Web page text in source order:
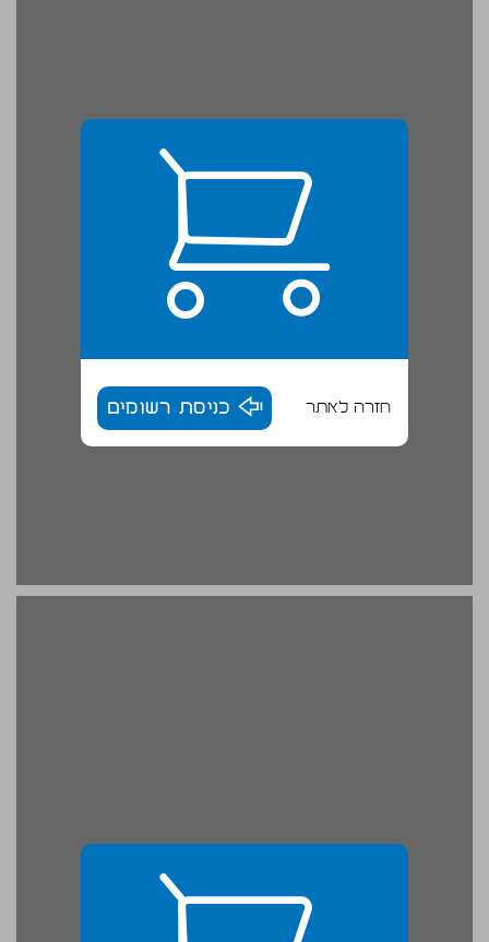
חזרה לאתר כניסת רשומים
דבר המתרגם ... 17